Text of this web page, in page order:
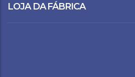
LOJA DA FÁBRICA